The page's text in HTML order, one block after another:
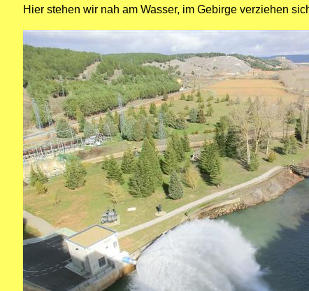
Hier stehen wir nah am Wasser, im Gebirge verziehen